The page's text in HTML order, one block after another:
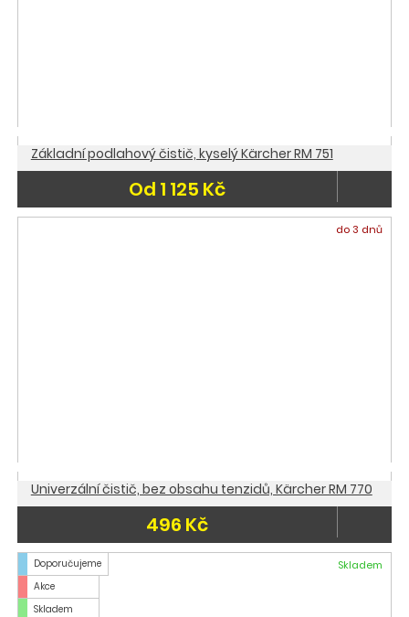
Základní podlahový čistič, kyselý Kärcher RM 751
Od 1 125 Kč
do 3 dnů
Univerzální čistič, bez obsahu tenzidů, Kärcher RM 770
496 Kč
Doporučujeme
Akce
Skladem
Skladem